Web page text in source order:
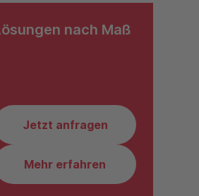
nach Maß
Jetzt anfragen
Mehr erfahren